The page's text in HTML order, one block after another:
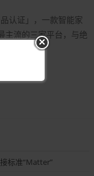
认证」，一款智能家
主流的三家平台，与绝
标准“Matter”